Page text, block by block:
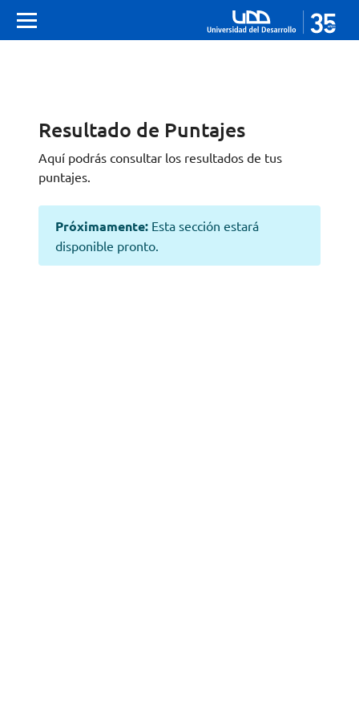
Resultado de Puntajes
Aquí podrás consultar los resultados de tus
puntajes.
Próximamente: Esta sección estará
disponible pronto.